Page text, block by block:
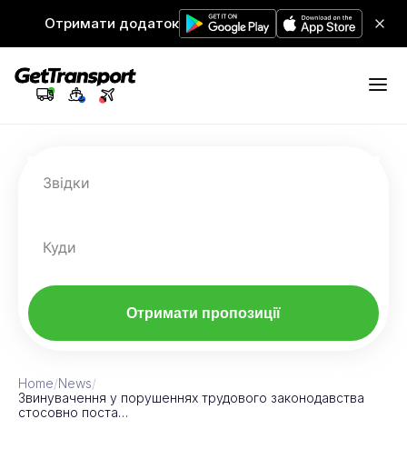
Отримати додаток
Звідки
Куди
Отримати пропозиції
Home/News/
Звинувачення у порушеннях трудового законодавства
стосовно поста…